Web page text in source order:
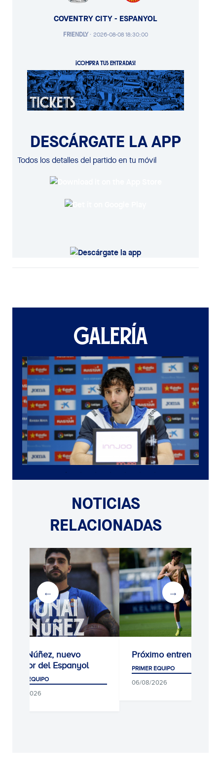
COVENTRY CITY - ESPANYOL
FRIENDLY· 2026-08-08 18:30:00
¡COMPRA TUS ENTRADAS!
DESCÁRGATE LA APP
Todos los detalles del partido en tu móvil
GALERÍA
NOTICIAS
RELACIONADAS
Núñez, nuevo
del Espanyol
EQUIPO
08/2026
Próximo entrenamiento
PRIMER EQUIPO
06/08/2026